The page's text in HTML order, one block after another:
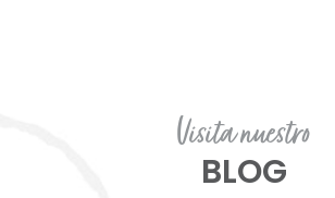
Visita nuestro
BLOG